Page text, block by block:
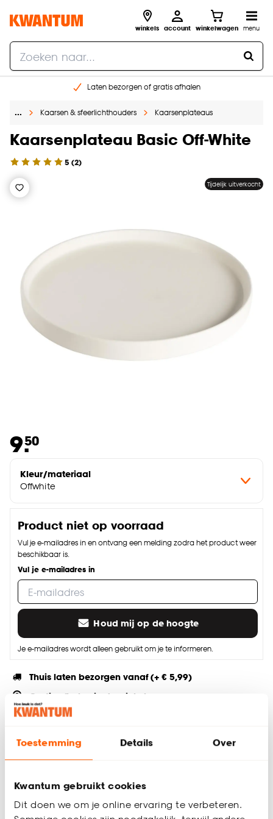
Toestemming Details Over
Kwantum gebruikt cookies
Dit doen we om je online ervaring te verbeteren.
winkels account winkelwagen menu
Laten bezorgen of gratis afhalen
Gratis raam advies en opmeten aan huis
… Kaarsen & sfeerlichthouders Kaarsenplateaus
Kaarsenplateau Basic Off-White
5 (2)
Tijdelijk uitverkocht
9.50
Kleur/materiaal
Offwhite
Product niet op voorraad
Vul je e-mailadres in en ontvang een melding zodra het product weer
beschikbaar is.
Vul je e-mailadres in
Houd mij op de hoogte
Je e-mailadres wordt alleen gebruikt om je te informeren.
Thuis laten bezorgen vanaf (+ € 5,99)
Gratis afhalen in de winkel
Altijd de laagste prijs
Deel jouw product & volg ons op social
Productomschrijving